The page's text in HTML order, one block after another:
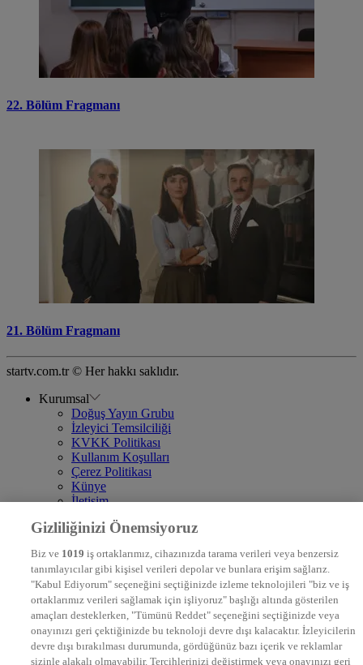
22. Bölüm Fragmanı
21. Bölüm Fragmanı
startv.com.tr © Her hakkı saklıdır.
Kurumsal
Doğuş Yayın Grubu
İzleyici Temsilciliği
KVKK Politikası
Kullanım Koşulları
Çerez Politikası
Künye
İletişim
DYG Televizyonlar
STAR
EURO STAR
KRAL POP TV
DYG Radyolar
NTV RADYO
KRAL FM
KRAL POP
EKSEN
Gizliliğinizi Önemsiyoruz
Biz ve 1019 iş ortaklarımız, cihazınızda tarama verileri veya benzersiz
tanımlayıcılar gibi kişisel verileri depolar ve bunlara erişim sağlarız.
"Kabul Ediyorum" seçeneğini seçtiğinizde izleme teknolojileri "biz ve iş
ortaklarımız verileri sağlamak için işliyoruz" başlığı altında gösterilen
amaçları desteklerken, "Tümünü Reddet" seçeneğini seçtiğinizde veya
onayınızı geri çektiğinizde bu teknoloji devre dışı kalacaktır. İzleyicilerin
devre dışı bırakılması durumunda, gördüğünüz bazı içerik ve reklamlar
sizinle alakalı olmayabilir. Tercihlerinizi değiştirmek veya onayınızı geri